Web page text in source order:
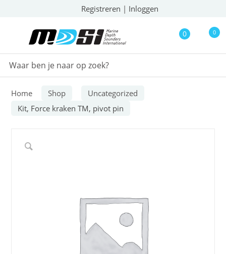
Registreren | Inloggen
0 0
Home Shop
Uncategorized
Kit, Force kraken TM, pivot pin